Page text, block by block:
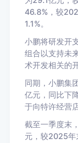
46.8%，较
1.1%。
小鹏将研发开
组合以支持未
术开发相关的
同期，小鹏集
亿元，同比下
于向特许经营
截至一季度末
元，较2025年